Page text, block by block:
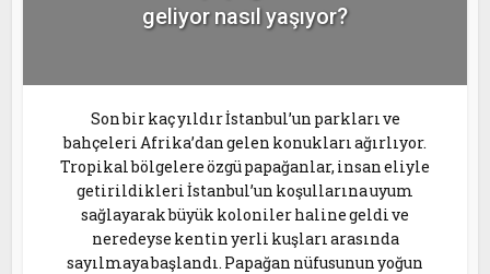
geliyor nasıl yaşıyor?
Son bir kaç yıldır İstanbul’un parkları ve
bahçeleri Afrika’dan gelen konukları ağırlıyor.
Tropikal bölgelere özgü papağanlar, insan eliyle
getirildikleri İstanbul’un koşullarına uyum
sağlayarak büyük koloniler haline geldi ve
neredeyse kentin yerli kuşları arasında
sayılmaya başlandı. Papağan nüfusunun yoğun